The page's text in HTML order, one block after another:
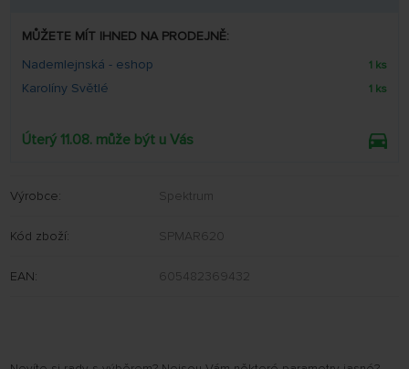
MŮŽETE MÍT IHNED NA PRODEJNĚ:
Nademlejnská - eshop
1 ks
Karolíny Světlé 1 ks
Úterý 11.08. může být u Vás
Výrobce: Spektrum
Kód zboží: SPMAR620
EAN: 605482369432